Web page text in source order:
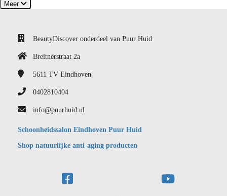
Meer
BeautyDiscover onderdeel van Puur Huid
Breitnerstraat 2a
5611 TV Eindhoven
0402810404
info@puurhuid.nl
Schoonheidssalon Eindhoven Puur Huid
Shop natuurlijke anti-aging producten